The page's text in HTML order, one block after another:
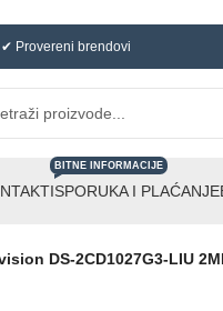
Provereni brendovi
ISPORUKA I PLAĆANJE
BITNE INFORMACIJE
DS-2CD1027G3-LIU